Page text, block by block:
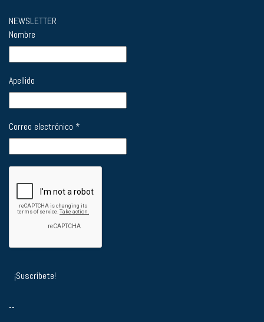
NEWSLETTER
Nombre
Apellido
Correo electrónico *
--